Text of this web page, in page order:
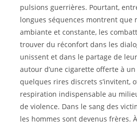
pulsions guerrières. Pourtant,
longues séquences montrent que
ambiante et constante, les
trouver du réconfort dans les
unissent et dans le partage de
autour d’une cigarette offerte à
quelques rires discrets s’invitent,
respiration indispensable au
de violence. Dans le sang des
les hommes sont devenus frères.